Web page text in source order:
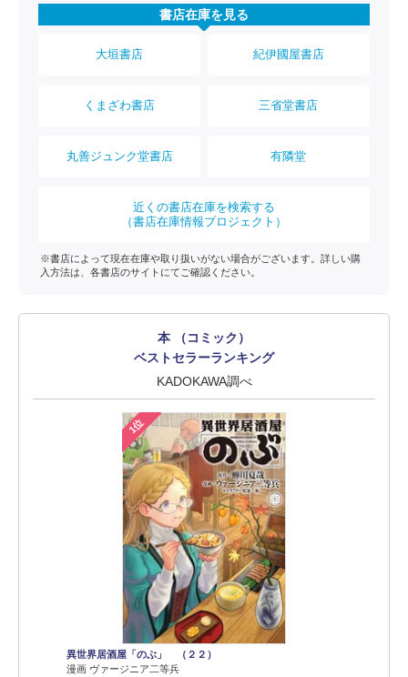
書店在庫を見る
大垣書店 紀伊國屋書店
くまざわ書店 三省堂書店
丸善ジュンク堂書店 有隣堂
近くの書店在庫を検索する
（書店在庫情報プロジェクト）
※書店によって現在在庫や取り扱いがない場合がございます。詳しい購
入方法は、各書店のサイトにてご確認ください。
本 （コミック）
ベストセラーランキング
KADOKAWA調べ
1位
異世界居酒屋「のぶ」 （２２）
漫画 ヴァージニア二等兵